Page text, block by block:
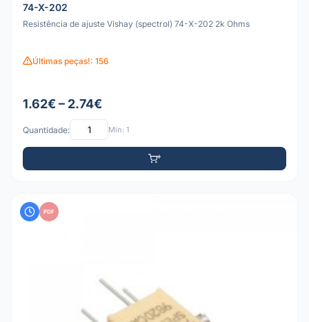
74-X-202
Resistência de ajuste Vishay (spectrol) 74-X-202 2k Ohms
Últimas peças!: 156
1.62€ – 2.74€
Quantidade: Mín: 1
PDF